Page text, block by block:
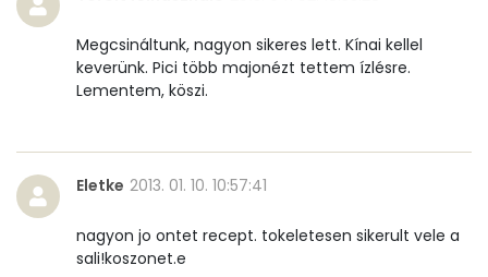
C vitamin:
2 mg
Riboflavin - B2 vitamin:
Megcsináltunk, nagyon sikeres lett. Kínai kellel
keverünk. Pici több majonézt tettem ízlésre.
Lementem, köszi.
Eletke 2013. 01. 10. 10:57:41
nagyon jo ontet recept. tokeletesen sikerult vele a
sali!koszonet.e